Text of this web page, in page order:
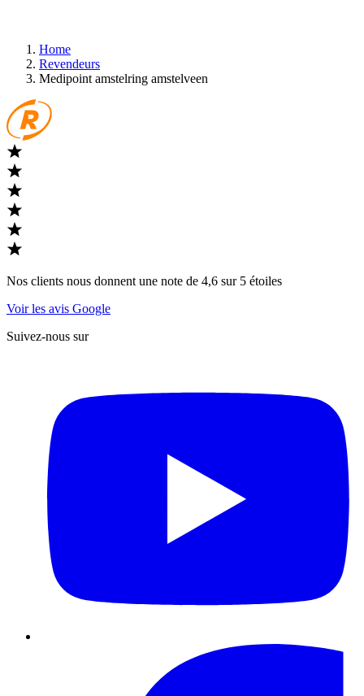
Home
Revendeurs
Medipoint amstelring amstelveen
Nos clients nous donnent une note de 4,6 sur 5 étoiles
Voir les avis Google
Suivez-nous sur